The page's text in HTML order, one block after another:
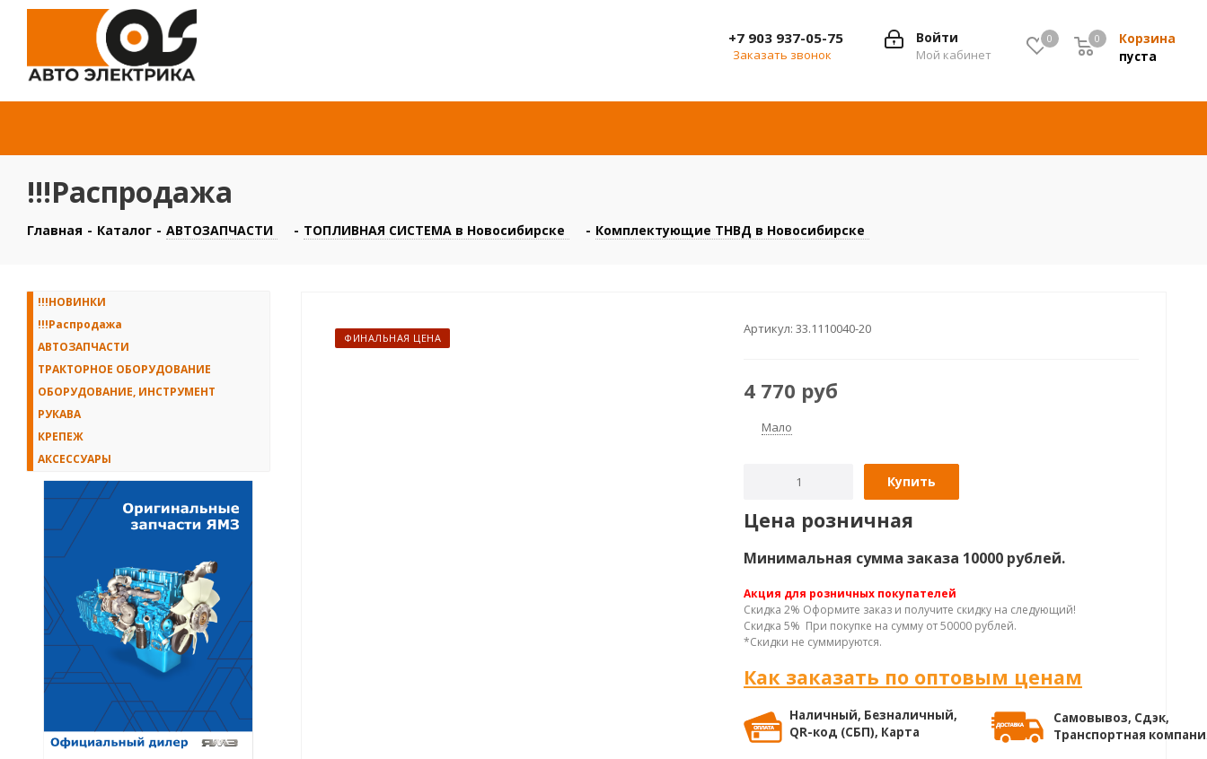
0 Корзина
0
пуста
0
Войти
Мой кабинет
+7 903 937-05-75
Заказать звонок
!!!Распродажа
Главная - Каталог - АВТОЗАПЧАСТИ - ТОПЛИВНАЯ СИСТЕМА в Новосибирске - Комплектующие ТНВД в Новосибирске
ФИНАЛЬНАЯ ЦЕНА
Артикул: 33.1110040-20
4 770 руб
Мало
Купить
Цена розничная
Минимальная сумма заказа 10000 рублей.
Акция для розничных покупателей
Скидка 2% Оформите заказ и получите скидку на следующий!
Скидка 5% При покупке на сумму от 50000 рублей.
*Скидки не суммируются.
Как заказать по оптовым ценам
Наличный, Безналичный,
QR-код (СБП), Карта
Самовывоз, Сдэк,
Транспортная
!!!НОВИНКИ
!!!Распродажа
АВТОЗАПЧАСТИ
ТРАКТОРНОЕ ОБОРУДОВАНИЕ
ОБОРУДОВАНИЕ, ИНСТРУМЕНТ
РУКАВА
КРЕПЕЖ
АКСЕССУАРЫ